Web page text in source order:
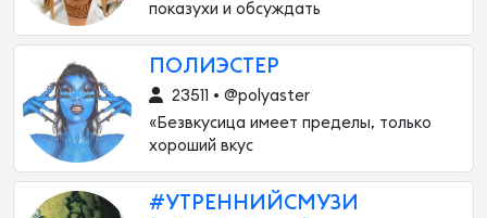
показухи и обсуждать
ПОЛИЭСТЕР
23511 • @polyaster
«Безвкусица имеет пределы, только
хороший вкус
#УТРЕННИЙСМУЗИ